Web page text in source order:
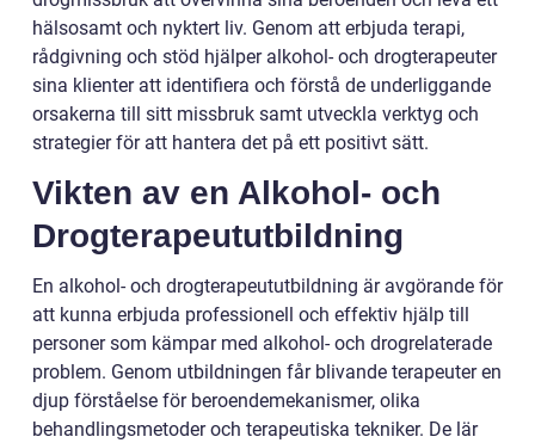
hälsosamt och nyktert liv. Genom att erbjuda terapi,
rådgivning och stöd hjälper alkohol- och drogterapeuter
sina klienter att identifiera och förstå de underliggande
orsakerna till sitt missbruk samt utveckla verktyg och
strategier för att hantera det på ett positivt sätt.
Vikten av en Alkohol- och
Drogterapeututbildning
En alkohol- och drogterapeututbildning är avgörande för
att kunna erbjuda professionell och effektiv hjälp till
personer som kämpar med alkohol- och drogrelaterade
problem. Genom utbildningen får blivande terapeuter en
djup förståelse för beroendemekanismer, olika
behandlingsmetoder och terapeutiska tekniker. De lär